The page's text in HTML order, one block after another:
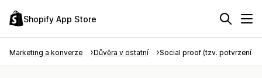
Shopify App Store
Marketing a konverze Důvěra v ostatní Social proof (tzv. potvrzení